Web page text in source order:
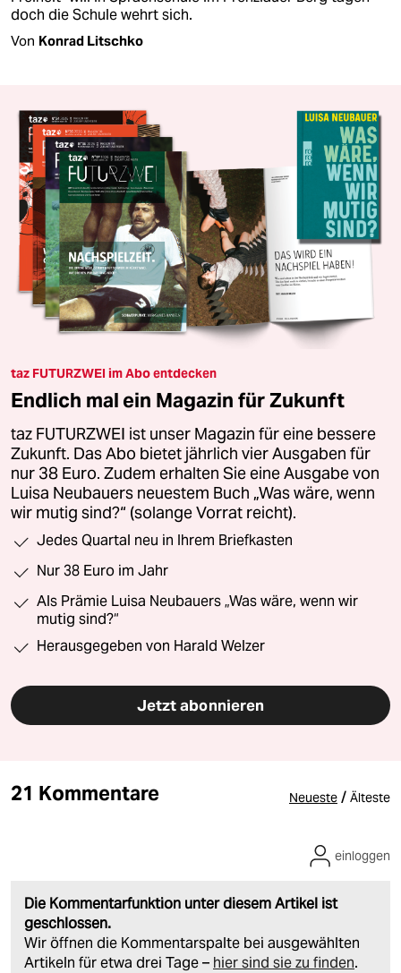
doch die Schule wehrt sich.
Von Konrad Litschko
taz FUTURZWEI im Abo entdecken
Endlich mal ein Magazin für Zukunft
taz FUTURZWEI ist unser Magazin für eine bessere
Zukunft. Das Abo bietet jährlich vier Ausgaben für
nur 38 Euro. Zudem erhalten Sie eine Ausgabe von
Luisa Neubauers neuestem Buch „Was wäre, wenn
wir mutig sind?“ (solange Vorrat reicht).
Jedes Quartal neu in Ihrem Briefkasten
Nur 38 Euro im Jahr
Als Prämie Luisa Neubauers „Was wäre, wenn wir
mutig sind?“
Herausgegeben von Harald Welzer
Jetzt abonnieren
21 Kommentare Neueste / Älteste
Die Kommentarfunktion unter diesem Artikel ist
geschlossen.
Wir öffnen die Kommentarspalte bei ausgewählten
Artikeln für etwa drei Tage – hier sind sie zu finden.
einloggen